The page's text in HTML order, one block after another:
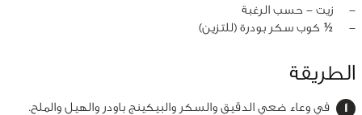
‏-
زيت - حسب الرغبة
‏-
½ كوب سكر بودرة (للتزين)
الطريقة
في وعاء ضعي الدقيق والسكر والبيكينج باودر والهيل والملح.